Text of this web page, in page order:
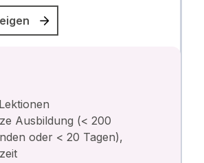
Ausbildung (< 200
oder < 20 Tagen),